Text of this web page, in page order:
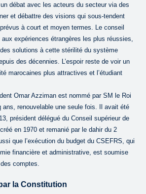
débat avec les acteurs du secteur via des
et débattre des visions qui sous-tendent
à court et moyen termes. Le conseil
expériences étrangères les plus réussies,
solutions à cette stérilité du système
des décennies. L’espoir reste de voir un
marocaines plus attractives et l’étudiant
Omar Azziman est nommé par SM le Roi
ans, renouvelable une seule fois. Il avait été
président délégué du Conseil supérieur de
en 1970 et remanié par le dahir du 2
que l’exécution du budget du CSEFRS, qui
financière et administrative, est soumise
comptes.
la Constitution